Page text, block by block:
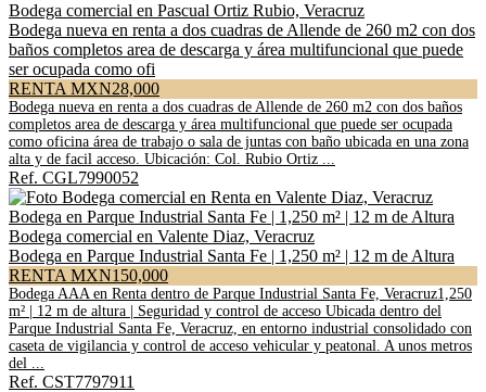
Bodega comercial en Pascual Ortiz Rubio, Veracruz
Bodega nueva en renta a dos cuadras de Allende de 260 m2 con dos
baños completos area de descarga y área multifuncional que puede
ser ocupada como ofi
RENTA MXN28,000
Bodega nueva en renta a dos cuadras de Allende de 260 m2 con dos baños
completos area de descarga y área multifuncional que puede ser ocupada
como oficina área de trabajo o sala de juntas con baño ubicada en una zona
alta y de facil acceso. Ubicación: Col. Rubio Ortiz ...
Ref. CGL7990052
Bodega comercial en Valente Diaz, Veracruz
Bodega en Parque Industrial Santa Fe | 1,250 m² | 12 m de Altura
RENTA MXN150,000
Bodega AAA en Renta dentro de Parque Industrial Santa Fe, Veracruz1,250
m² | 12 m de altura | Seguridad y control de acceso Ubicada dentro del
Parque Industrial Santa Fe, Veracruz, en entorno industrial consolidado con
caseta de vigilancia y control de acceso vehicular y peatonal. A unos metros
del ...
Ref. CST7797911